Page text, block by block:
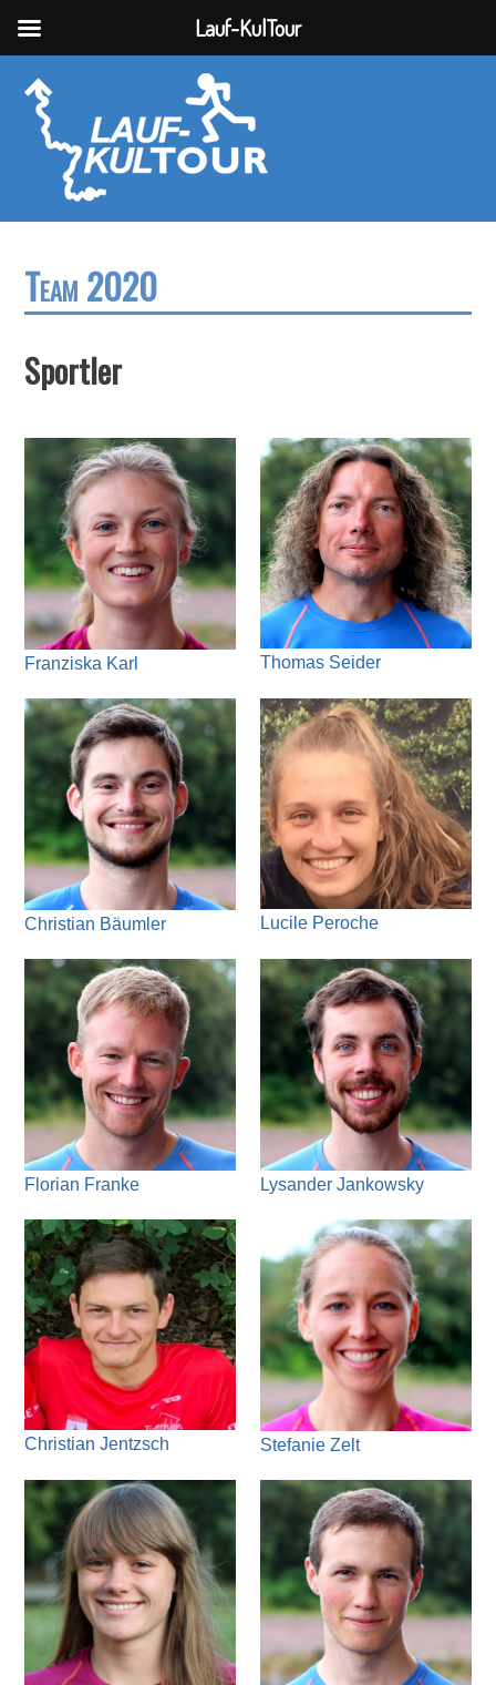
Team 2020
Sportler
Franziska Karl Thomas Seider
Christian Bäumler Lucile Peroche
Florian Franke Lysander Jankowsky
Christian Jentzsch Stefanie Zelt
Lauf-KulTour